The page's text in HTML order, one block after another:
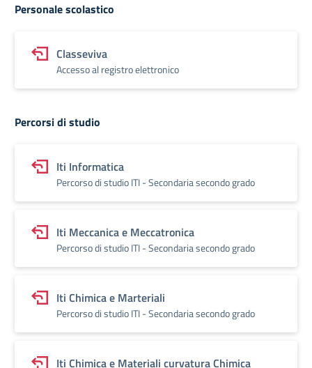
Personale scolastico
Classeviva
Accesso al registro elettronico
Percorsi di studio
Iti Informatica
Percorso di studio ITI - Secondaria secondo grado
Iti Meccanica e Meccatronica
Percorso di studio ITI - Secondaria secondo grado
Iti Chimica e Marteriali
Percorso di studio ITI - Secondaria secondo grado
Iti Chimica e Materiali curvatura Chimica